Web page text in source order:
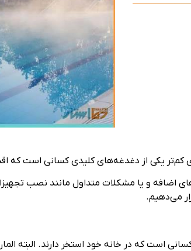
یکی از دغدغه‌های کلیدی کسانی است که
اضافه و یا مشکلات متداول مانند نصب
می‌دهیم.
است که در خانه خود استخر دارند. البته